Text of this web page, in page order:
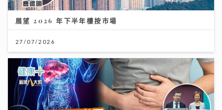
展望 2026 年下半年樓按市場
27/07/2026